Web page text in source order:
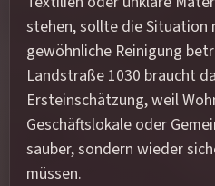
stehen, sollte die Situation
gewöhnliche Reinigung
Landstraße 1030 braucht
Ersteinschätzung, weil
Geschäftslokale oder
sauber, sondern wieder
müssen.